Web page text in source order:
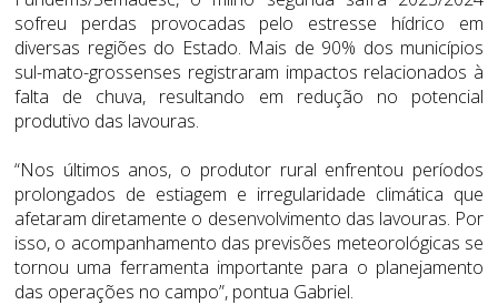
sofreu perdas provocadas pelo estresse hídrico em
diversas regiões do Estado. Mais de 90% dos municípios
sul-mato-grossenses registraram impactos relacionados à
falta de chuva, resultando em redução no potencial
produtivo das lavouras.
“Nos últimos anos, o produtor rural enfrentou períodos
prolongados de estiagem e irregularidade climática que
afetaram diretamente o desenvolvimento das lavouras. Por
isso, o acompanhamento das previsões meteorológicas se
tornou uma ferramenta importante para o planejamento
das operações no campo”, pontua Gabriel.